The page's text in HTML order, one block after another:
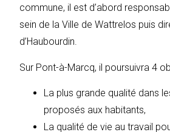
commune, il est d’abord
sein de la Ville de Wattrelos puis
d’Haubourdin.
Sur Pont-à-Marcq, il poursuivra 4
La plus grande qualité dans
proposés aux habitants,
La qualité de vie au travail